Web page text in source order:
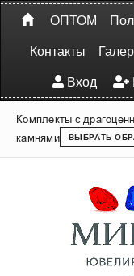
ОПТОМ
Контакты
Вход
Комплекты с
камнями
ВЫБРАТЬ